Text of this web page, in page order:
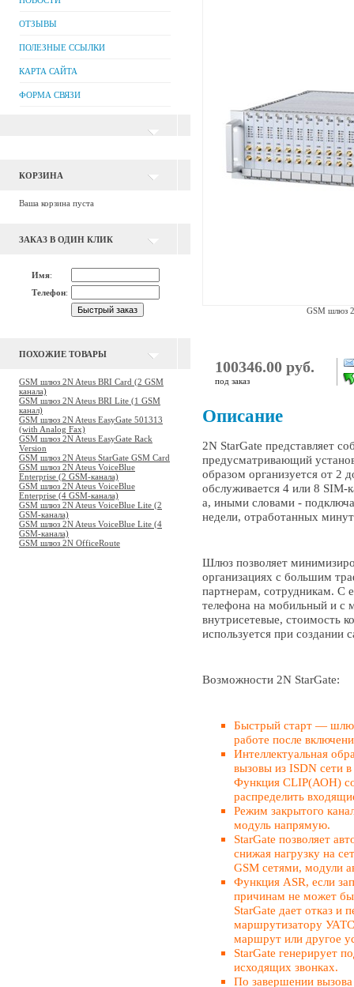
ОТЗЫВЫ
ПОЛЕЗНЫЕ ССЫЛКИ
КАРТА САЙТА
ФОРМА СВЯЗИ
КОРЗИНА
Ваша корзина пуста
ЗАКАЗ В ОДИН КЛИК
Имя:
Телефон:
ПОХОЖИЕ ТОВАРЫ
GSM шлюз 2N Ateus BRI Card (2 GSM
канала)
GSM шлюз 2N Ateus BRI Lite (1 GSM
канал)
GSM шлюз 2N Ateus EasyGate 501313
(with Analog Fax)
GSM шлюз 2N Ateus EasyGate Rack
Version
GSM шлюз 2N Ateus StarGate GSM Card
GSM шлюз 2N Ateus VoiceBlue
Enterprise (2 GSM-канала)
GSM шлюз 2N Ateus VoiceBlue
Enterprise (4 GSM-канала)
GSM шлюз 2N Ateus VoiceBlue Lite (2
GSM-канала)
GSM шлюз 2N Ateus VoiceBlue Lite (4
GSM-канала)
GSM шлюз 2N OfficeRoute
GSM шлюз
100346.00 руб.
под заказ
Описание
2N StarGate представляет
предусматривающий
образом организуется от 2
обслуживается 4 или 8 SIM-
а, иными словами -
недели, отработанных
Шлюз позволяет
организациях с большим
партнерам, сотрудникам. С
телефона на мобильный и с
внутрисетевые, стоимость
используется при создании
Возможности 2N StarGate:
Быстрый старт —
работе после
Интеллектуальная
вызовы из ISDN сети
Функция CLIP(АОН)
распределить
Режим закрытого
модуль напрямую.
StarGate позволяет
снижая нагрузку на
GSM сетями, модули
Функция ASR, если
причинам не может
StarGate дает отказ и
маршрутизатору УАТС
маршрут или другое
StarGate генерирует
исходящих звонках.
По завершении